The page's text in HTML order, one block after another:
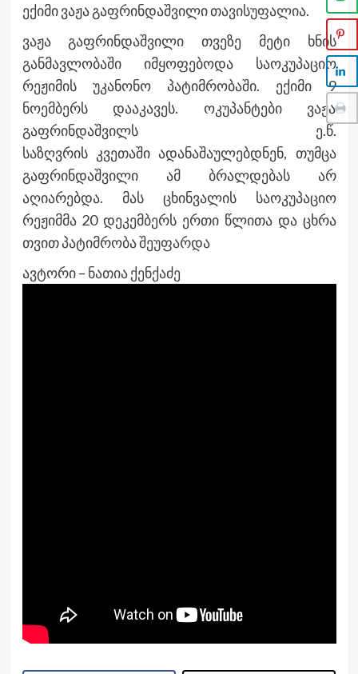
ექიმი ვაჟა გაფრინდაშვილითავისუფალია.
ვაჟა გაფრინდაშვილი თვეზე მეტი ხნის
განმავლობაში იმყოფებოდა საოკუპაციო
რეჟიმის უკანონო პატიმრობაში. ექიმი 9
ნოემბერს დააკავეს. ოკუპანტები ვაჟა
გაფრინდაშვილს ე.წ.
საზღვრის კვეთაშიადანაშაულებდნენ, თუმცა
გაფრინდაშვილი ამ ბრალდებასარ
აღიარებდა. მას ცხინვალის საოკუპაციო
რეჟიმმა 20 დეკემბერს ერთი წლითა და ცხრა
თვით პატიმრობაშეუფარდა
ავტორი – ნათია ქენქაძე